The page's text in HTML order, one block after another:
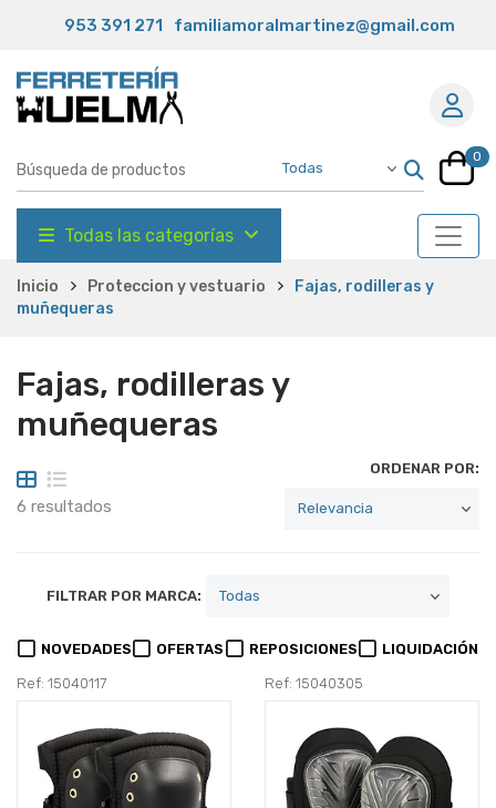
953 391 271 familiamoralmartinez@gmail.com
0
Todas las categorías
Inicio Proteccion y vestuario
Fajas, rodilleras y
muñequeras
Fajas, rodilleras y
muñequeras
6 resultados
ORDENAR POR:
FILTRAR POR MARCA:
NOVEDADES OFERTAS REPOSICIONES LIQUIDACIÓN
Ref: 15040117 Ref: 15040305